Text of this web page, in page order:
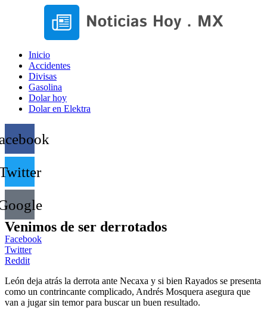
Inicio
Accidentes
Divisas
Gasolina
Dolar hoy
Dolar en Elektra
Venimos de ser derrotados
Facebook
Twitter
Reddit
León deja atrás la derrota ante Necaxa y si bien Rayados se presenta
como un contrincante complicado, Andrés Mosquera asegura que
van a jugar sin temor para buscar un buen resultado.